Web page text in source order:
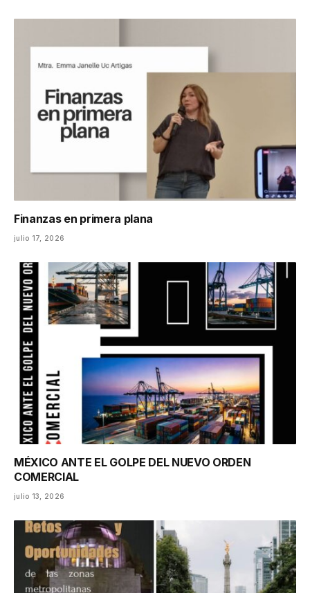
Finanzas en primera plana
julio 17, 2026
MÉXICO ANTE EL GOLPE DEL NUEVO ORDEN
COMERCIAL
julio 13, 2026